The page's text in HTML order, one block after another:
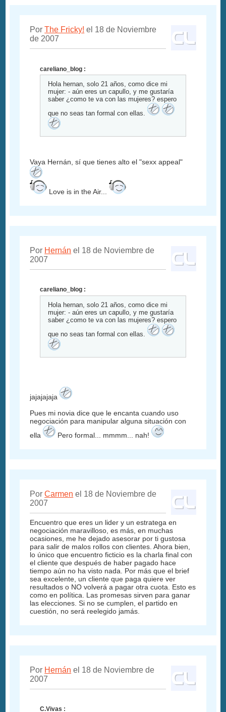
PorThe Fricky! el 18 de Noviembre
de 2007
careliano_blog :
Hola hernan, solo 21 años, como dice mi
mujer: - aún eres un capullo, y me gustaría
saber ¿como te va con las mujeres? espero
que no seas tan formal con ellas.
Vaya Hernán, sí que tienes alto el "sexx appeal"
Love is in the Air...
Por Hernán el 18 de Noviembre de
2007
careliano_blog :
Hola hernan, solo 21 años, como dice mi
mujer: - aún eres un capullo, y me gustaría
saber ¿como te va con las mujeres? espero
que no seas tan formal con ellas.
jajajajaja
Pues mi novia dice que le encanta cuando uso
negociación para manipular alguna situación con
ella
Pero formal... mmmm... nah!
PorCarmen el 18 de Noviembre de
2007
Encuentro que eres un lider y un estratega en
negociación maravilloso, es más, en muchas
ocasiones, me he dejado asesorar por ti gustosa
para salir de malos rollos con clientes. Ahora bien,
lo único que encuentro ficticio es la charla final con
el cliente que después de haber pagado hace
tiempo aún no ha visto nada. Por más que el brief
sea excelente, un cliente que paga quiere ver
resultados o NO volverá a pagar otra cuota. Esto es
como en política. Las promesas sirven para ganar
las elecciones. Si no se cumplen, el partido en
cuestión, no será reelegido jamás.
Por Hernán el 18 de Noviembre de
2007
C.Vivas :